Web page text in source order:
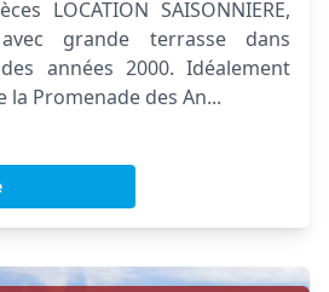
LOCATION SAISONNIERE,
grande terrasse dans
années 2000. Idéalement
Promenade des An...